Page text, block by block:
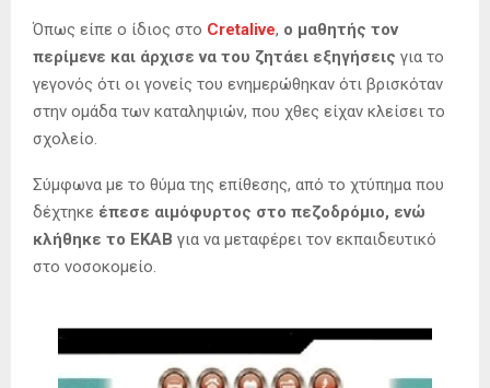
Όπως είπε ο ίδιος στο Cretalive, ο μαθητής τον
περίμενε και άρχισε να του ζητάει εξηγήσεις για το
γεγονός ότι οι γονείς του ενημερώθηκαν ότι βρισκόταν
στην ομάδα των καταληψιών, που χθες είχαν κλείσει το
σχολείο.
Σύμφωνα με το θύμα της επίθεσης, από το χτύπημα που
δέχτηκε έπεσε αιμόφυρτος στο πεζοδρόμιο, ενώ
κλήθηκε το ΕΚΑΒ για να μεταφέρει τον εκπαιδευτικό
στο νοσοκομείο.